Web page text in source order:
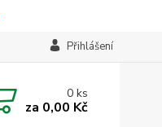
Přihlášení
0ks
za 0,00 Kč